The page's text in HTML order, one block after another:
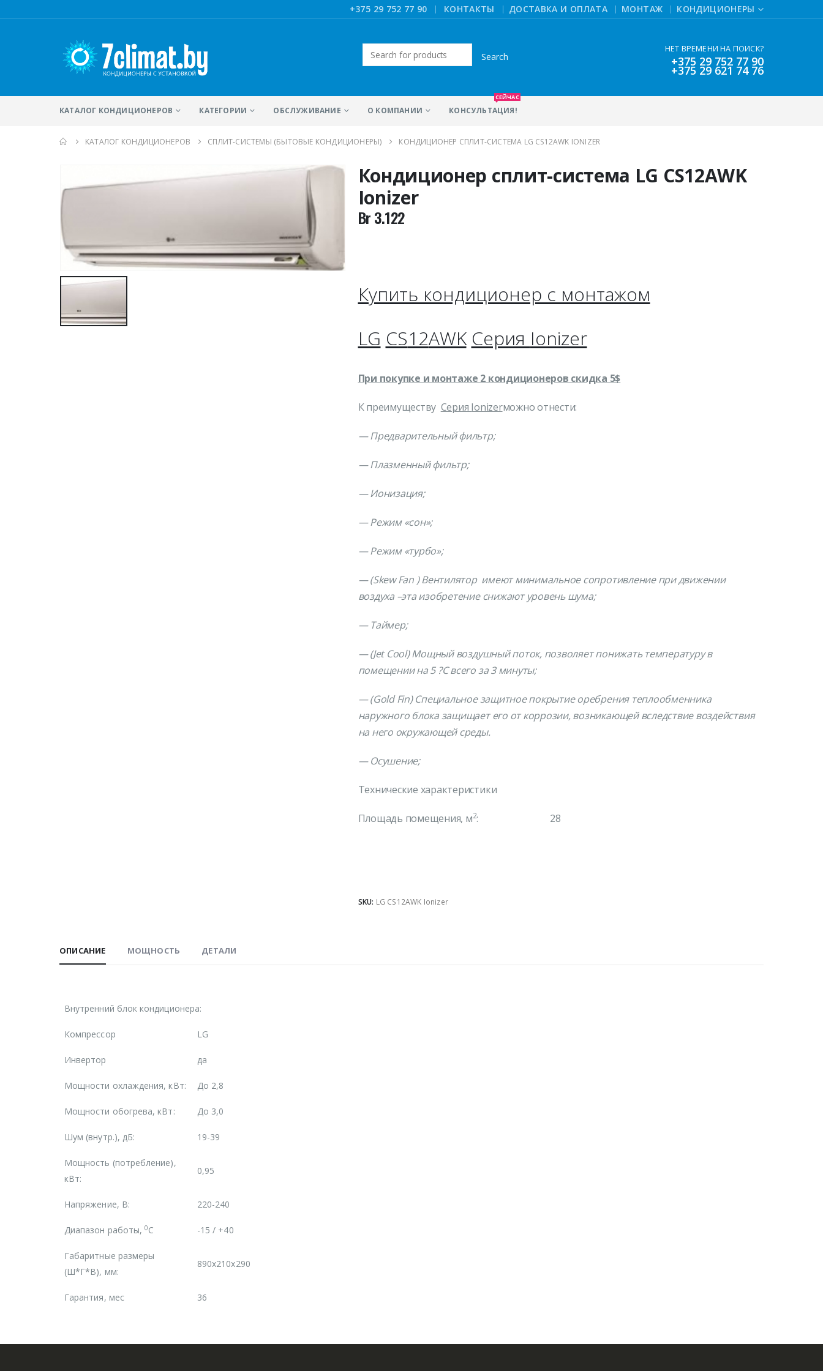
+375 29 752 77 90 | КОНТАКТЫ ДОСТАВКА И ОПЛАТА МОНТАЖ КОНДИЦИОНЕРЫ
Искать: НЕТ ВРЕМЕНИ НА ПОИСК?
+375 29 752 77 90
+375 29 621 74 76
КАТАЛОГ КОНДИЦИОНЕРОВ КАТЕГОРИИ ОБСЛУЖИВАНИЕ О КОМПАНИИ КОНСУЛЬТАЦИЯ!
СЕЙЧАС
КАТАЛОГ КОНДИЦИОНЕРОВ CПЛИТ-СИСТЕМЫ (БЫТОВЫЕ КОНДИЦИОНЕРЫ) КОНДИЦИОНЕР СПЛИТ-СИСТЕМА LG CS12AWK IONIZER
Кондиционер сплит-система LG CS12AWK
Ionizer
Br3.122
Купить кондиционер с монтажом
LG CS12AWK Серия Ionizer
При покупке и монтаже 2 кондиционеров скидка 5$
К преимуществу Серия Ionizerможно отнести:
— Предварительный фильтр;
— Плазменный фильтр;
— Ионизация;
— Режим «сон»;
— Режим «турбо»;
— (Skew Fan ) Вентилятор имеют минимальное сопротивление при движении
воздуха –эта изобретение снижают уровень шума;
— Таймер;
— (Jet Cool) Мощный воздушный поток, позволяет понижать температуру в
помещении на 5 ?С всего за 3 минуты;
— (Gold Fin) Специальное защитное покрытие оребрения теплообменника
наружного блока защищает его от коррозии, возникающей вследствие воздействия
на него окружающей среды.
— Осушение;
Технические характеристики
Площадь помещения, м2: 28
SKU: LG CS12AWK Ionizer
ОПИСАНИЕ МОЩНОСТЬ ДЕТАЛИ
Внутренний блок кондиционера:
Компрессор LG
Инвертор да
Мощности охлаждения, кВт: До 2,8
Мощности обогрева, кВт: До 3,0
Шум (внутр.), дБ: 19-39
Мощность (потребление),
кВт:
0,95
Напряжение, В: 220-240
Диапазон работы,0С -15 / +40
Габаритные размеры
(Ш*Г*В), мм:
890x210x290
Гарантия, мес 36